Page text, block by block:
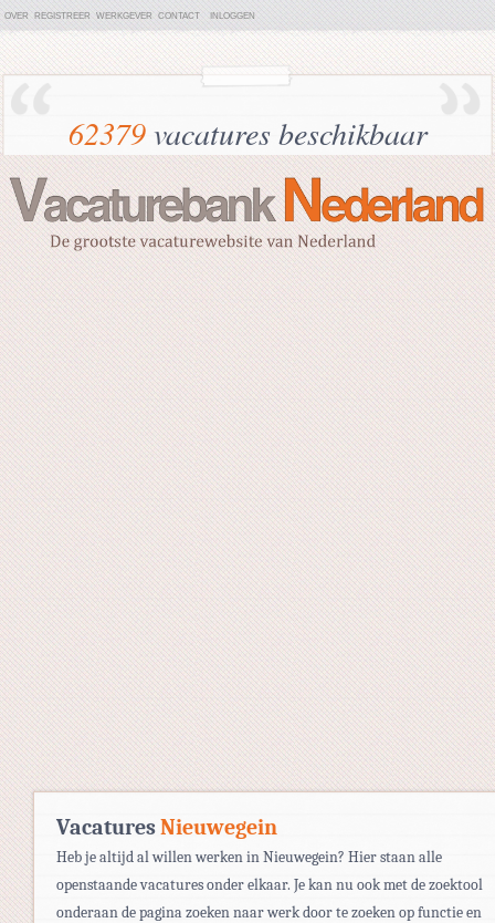
OVER REGISTREER WERKGEVER CONTACT INLOGGEN
62379vacatures beschikbaar
VacaturesNieuwegein
Heb je altijd al willen werken in Nieuwegein? Hier staan alle
openstaande vacatures onder elkaar. Je kan nu ook met de zoektool
onderaan de pagina zoeken naar werk door te zoeken op functie en